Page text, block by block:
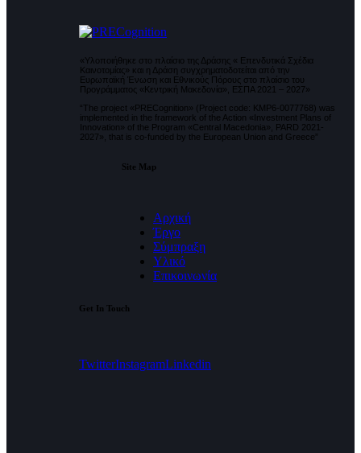
«Υλοποιήθηκε στο πλαίσιο της Δράσης « Επενδυτικά Σχέδια
Καινοτομίας» και η Δράση συγχρηματοδοτείται από την
Ευρωπαϊκή Ένωση και Εθνικούς Πόρους στο πλαίσιο του
Προγράμματος «Κεντρική Μακεδονία», ΕΣΠΑ 2021 – 2027»
“Τhe project «PRECognition» (Project code: ΚΜΡ6-0077768) was
implemented in the framework of the Action «Investment Plans of
Innovation» of the Program «Central Macedonia», PARD 2021-
2027», that is co-funded by the European Union and Greece”
Site Map
Αρχική
Έργο
Σύμπραξη
Υλικό
Επικοινωνία
Get In Touch
TwitterInstagramLinkedin